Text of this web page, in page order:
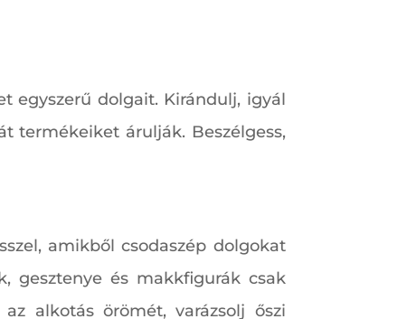
egyszerű dolgait. Kirándulj, igyál
termékeiket árulják. Beszélgess,
amikből csodaszép dolgokat
gesztenye és makkfigurák csak
alkotás örömét, varázsolj őszi